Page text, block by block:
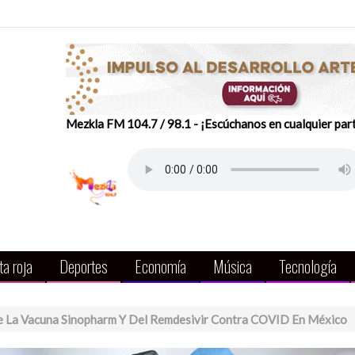
Mezkla FM 104.7 / 98.1 - ¡Escúchanos en cualquier
roja Deportes Economía Música Tecnología
Vacuna Sinopharm Y Del Remdesivir Contra COVID En México